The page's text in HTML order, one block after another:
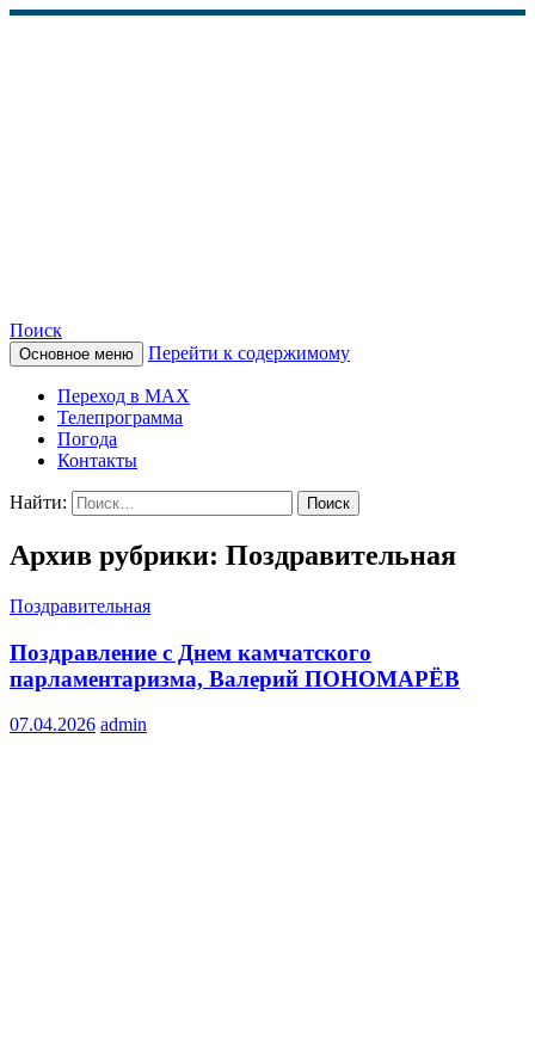
КАМЧАТСКОЕ
ИНФОРМАЦИОННОЕ
АГЕНТСТВО (КИА
«ВЕСТИ»)
Поиск
Основное меню Перейти к содержимому
Переход в MAX
Телепрограмма
Погода
Контакты
Найти:
Архив рубрики: Поздравительная
Поздравительная
Поздравление с Днем камчатского
парламентаризма, Валерий ПОНОМАРЁВ
07.04.2026 admin